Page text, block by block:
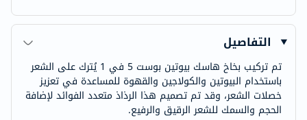
التفاصيل
تم تركيب بخاخ هاسك بيوتين بوست 5 في 1 يُترك على الشعر
باستخدام البيوتين والكولاجين والقهوة للمساعدة في تعزيز
خصلات الشعر، وقد تم تصميم هذا الرذاذ متعدد الفوائد لإضافة
الحجم والسمك للشعر الرقيق والرفيع.